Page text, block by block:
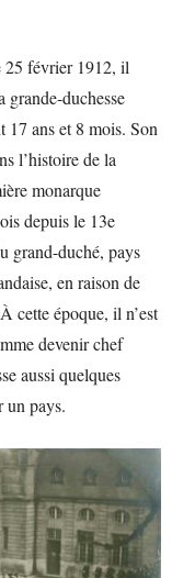
25 février 1912, il
grande-duchesse
ans et 8 mois. Son
l’histoire de la
monarque
depuis le 13e
grand-duché, pays
en raison de
cette époque, il n’est
devenir chef
aussi quelques
un pays.